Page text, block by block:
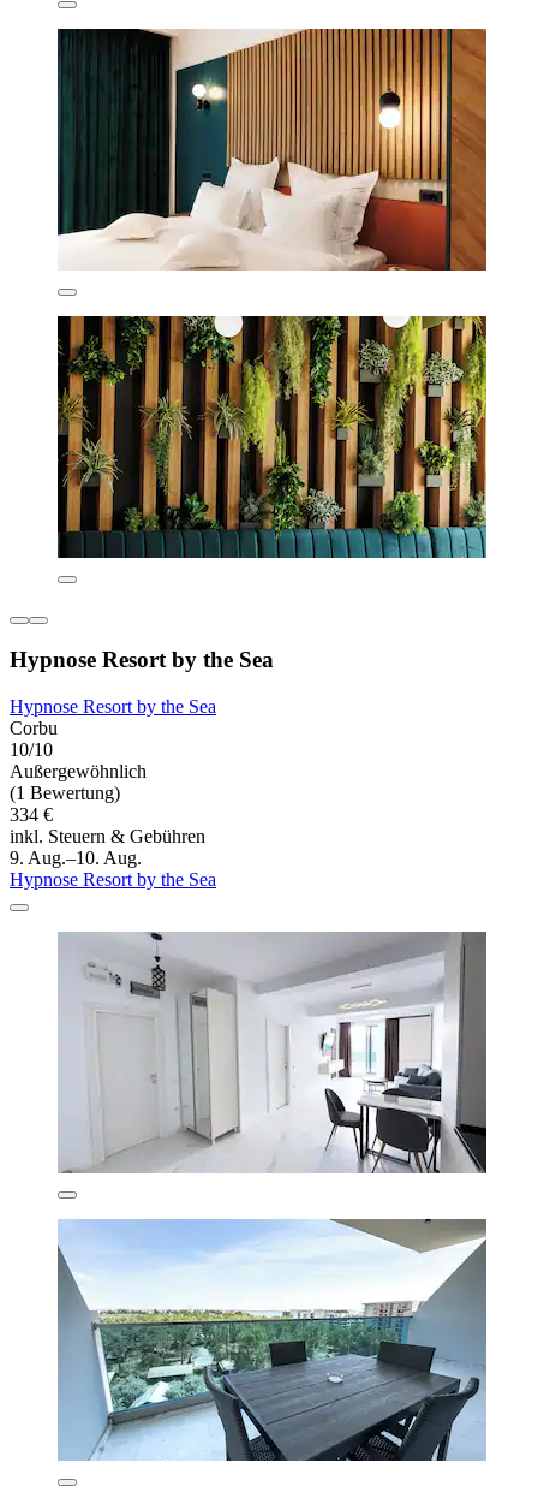
Hypnose Resort by the Sea
Hypnose Resort by the Sea
Corbu
10/10
Außergewöhnlich
(1 Bewertung)
334 €
inkl. Steuern & Gebühren
9. Aug.–10. Aug.
Hypnose Resort by the Sea